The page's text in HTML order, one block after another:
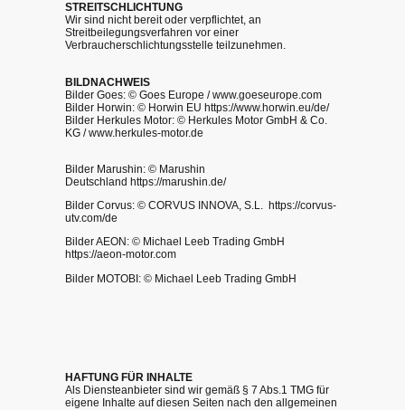
STREITSCHLICHTUNG
Wir sind nicht bereit oder verpflichtet, an
Streitbeilegungsverfahren vor einer
Verbraucherschlichtungsstelle teilzunehmen.
BILDNACHWEIS
Bilder Goes: © Goes Europe / www.goeseurope.com
Bilder Horwin: © Horwin EU https://www.horwin.eu/de/
Bilder Herkules Motor: © Herkules Motor GmbH & Co.
KG / www.herkules-motor.de
Bilder Marushin: © Marushin
Deutschland https://marushin.de/
Bilder Corvus: © CORVUS INNOVA, S.L. https://corvus-
utv.com/de
Bilder AEON: © Michael Leeb Trading GmbH
https://aeon-motor.com
Bilder MOTOBI: © Michael Leeb Trading GmbH
HAFTUNG FÜR INHALTE
Als Diensteanbieter sind wir gemäß § 7 Abs.1 TMG für
eigene Inhalte auf diesen Seiten nach den allgemeinen